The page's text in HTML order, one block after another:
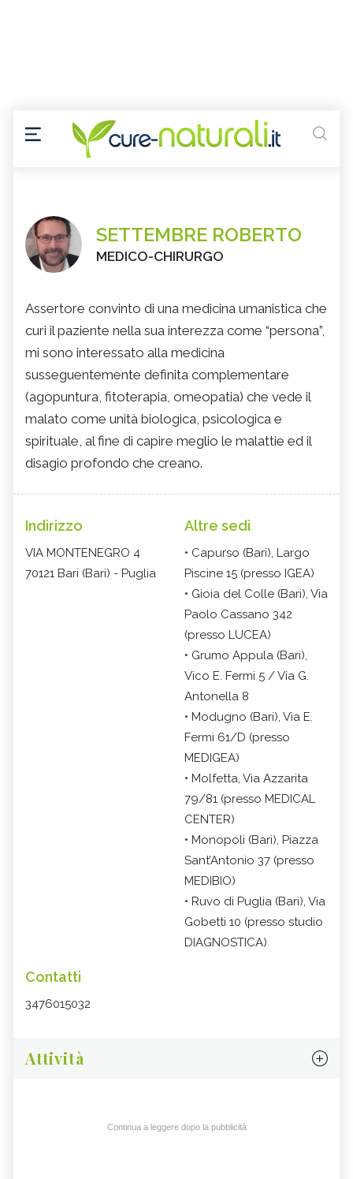
SETTEMBRE ROBERTO
MEDICO-CHIRURGO
Assertore convinto di una medicina umanistica che
curi il paziente nella sua interezza come “persona”,
mi sono interessato alla medicina
susseguentemente definita complementare
(agopuntura, fitoterapia, omeopatia) che vede il
malato come unità biologica, psicologica e
spirituale, al fine di capire meglio le malattie ed il
disagio profondo che creano.
Indirizzo
VIA MONTENEGRO 4
70121 Bari (Bari) - Puglia
Altre sedi
• Capurso (Bari), Largo
Piscine 15 (presso IGEA)
• Gioia del Colle (Bari), Via
Paolo Cassano 342
(presso LUCEA)
• Grumo Appula (Bari),
Vico E. Fermi 5 / Via G.
Antonella 8
• Modugno (Bari), Via E.
Fermi 61/D (presso
MEDIGEA)
• Molfetta, Via Azzarita
79/81 (presso MEDICAL
CENTER)
• Monopoli (Bari), Piazza
Sant’Antonio 37 (presso
MEDIBIO)
• Ruvo di Puglia (Bari), Via
Gobetti 10 (presso studio
DIAGNOSTICA)
Contatti
3476015032
Attività
Continua a leggere dopo la pubblicità